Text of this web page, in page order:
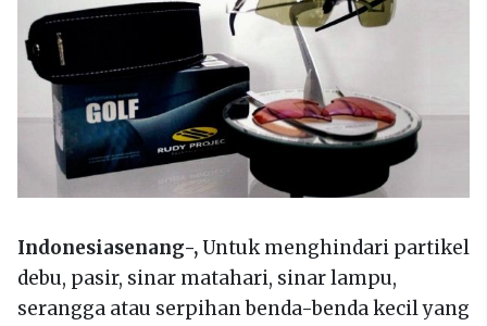
Indonesiasenang-,Untuk menghindari partikel
debu, pasir, sinar matahari, sinar lampu,
serangga atau serpihan benda-benda kecil yang